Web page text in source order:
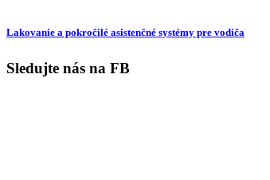
Lakovanie a pokročilé asistenčné systémy pre vodiča
Sledujte nás na FB